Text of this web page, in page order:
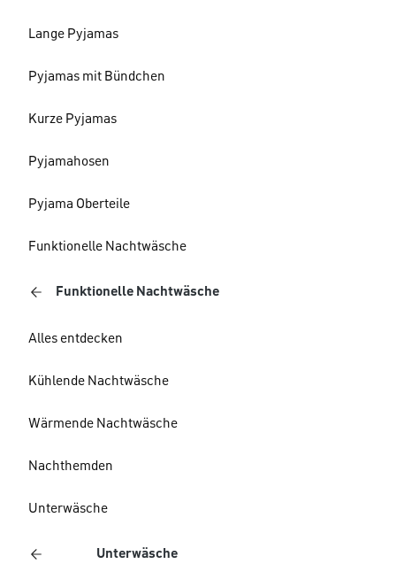
Lange Pyjamas
Pyjamas mit Bündchen
Kurze Pyjamas
Pyjamahosen
Pyjama Oberteile
Funktionelle Nachtwäsche
Funktionelle Nachtwäsche
Alles entdecken
Kühlende Nachtwäsche
Wärmende Nachtwäsche
Nachthemden
Unterwäsche
Unterwäsche